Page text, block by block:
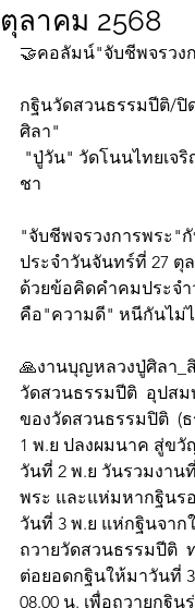
ตุลาคม 2568
🤝คอลัมน์"จับชีพจรวง
กฐินวัดสวนธรรมปีติ/ปิ
ศิลา"
ชา
"จับชีพจรวงการพระ"
ประจำวันจันทร์ที่ 27 ตุล
ด้วยข้อคิดคำคมประจ
คือ"ความดี" หนีกันไม่
🙏งานบุญหลวงปู่ศิลา_
วัดสวนธรรมปีติ  อุปสม
ของวัดสวนธรรมปิติ  (
1 พ.ย ปลงผมนาค สู่ข
วันที่ 2 พ.ย วันรวมงาน
พระ และแห่มหากฐินร
วันที่ 3 พ.ย แห่กฐินจาก
ถวายวัดสวนธรรมปีติ
ต่อยอดกฐินให้มาวันที่ 3
08.00 น. เพื่อถวายกฐิ